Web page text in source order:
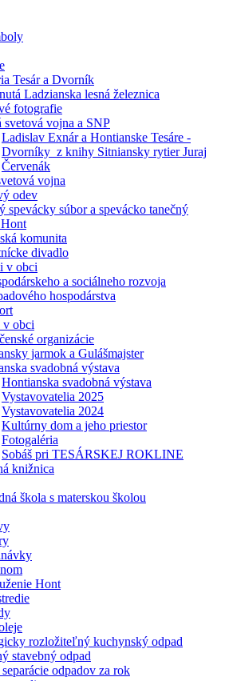
Tesár a Dvorník
Ladzianska lesná železnica
fotografie
svetová vojna a SNP
Ladislav Exnár a Hontianske Tesáre -
Dvorníky z knihy Sitniansky rytier Juraj
Červenák
vojna
odev
spevácky súbor a spevácko tanečný
komunita
divadlo
v obci
a sociálneho rozvoja
hospodárstva
obci
organizácie
jarmok a Gulášmajster
svadobná výstava
Hontianska svadobná výstava
Vystavovatelia 2025
Vystavovatelia 2024
Kultúrny dom a jeho priestor
Fotogaléria
Sobáš pri TESÁRSKEJ ROKLINE
knižnica
škola s materskou školou
Hont
rozložiteľný kuchynský odpad
stavebný odpad
odpadov za rok